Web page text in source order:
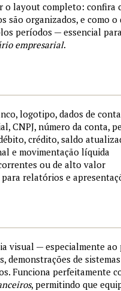
o layout completo: confira
são organizados, e como o
períodos — essencial
empresarial.
logotipo, dados de
CNPJ, número da conta,
crédito, saldo
e movimentação líquida
ou de alto valor
relatórios e
visual — especialmente ao
demonstrações de sistemas
Funciona perfeitamente
, permitindo que